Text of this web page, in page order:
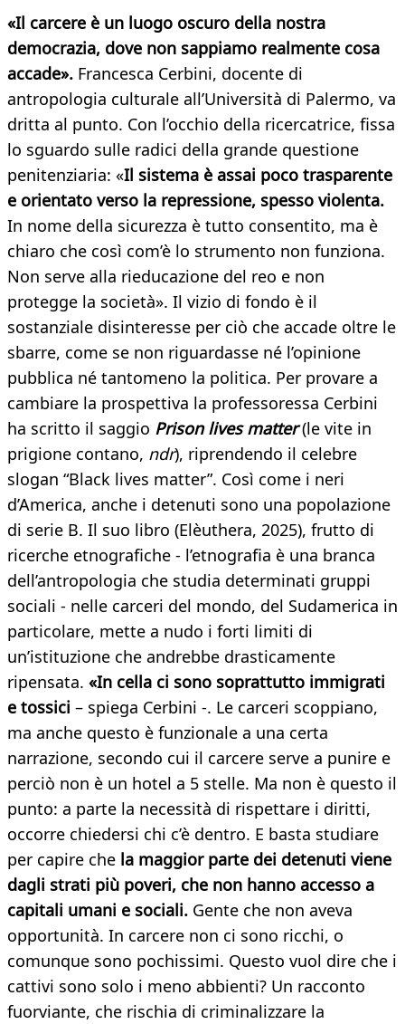
«Il carcere è un luogo oscuro della nostra
democrazia, dove non sappiamo realmente cosa
accade». Francesca Cerbini, docente di
antropologia culturale all’Università di Palermo, va
dritta al punto. Con l’occhio della ricercatrice, fissa
lo sguardo sulle radici della grande questione
penitenziaria: «Il sistema è assai poco trasparente
e orientato verso la repressione, spesso violenta.
In nome della sicurezza è tutto consentito, ma è
chiaro che così com’è lo strumento non funziona.
Non serve alla rieducazione del reo e non
protegge la società». Il vizio di fondo è il
sostanziale disinteresse per ciò che accade oltre le
sbarre, come se non riguardasse né l’opinione
pubblica né tantomeno la politica. Per provare a
cambiare la prospettiva la professoressa Cerbini
ha scritto il saggio Prison lives matter(le vite in
prigione contano, ndr), riprendendo il celebre
slogan “Black lives matter”. Così come i neri
d’America, anche i detenuti sono una popolazione
di serie B. Il suo libro (Elèuthera, 2025), frutto di
ricerche etnografiche - l’etnografia è una branca
dell’antropologia che studia determinati gruppi
sociali - nelle carceri del mondo, del Sudamerica in
particolare, mette a nudo i forti limiti di
un’istituzione che andrebbe drasticamente
ripensata. «In cella ci sono soprattutto immigrati
e tossici – spiega Cerbini -. Le carceri scoppiano,
ma anche questo è funzionale a una certa
narrazione, secondo cui il carcere serve a punire e
perciò non è un hotel a 5 stelle. Ma non è questo il
punto: a parte la necessità di rispettare i diritti,
occorre chiedersi chi c’è dentro. E basta studiare
per capire che la maggior parte dei detenuti viene
dagli strati più poveri, che non hanno accesso a
capitali umani e sociali. Gente che non aveva
opportunità. In carcere non ci sono ricchi, o
comunque sono pochissimi. Questo vuol dire che i
cattivi sono solo i meno abbienti? Un racconto
fuorviante, che rischia di criminalizzare la